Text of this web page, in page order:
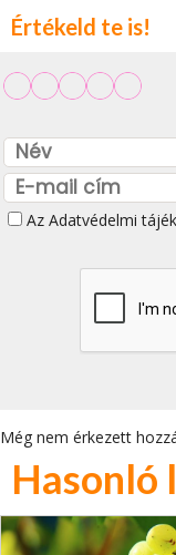
Értékeld te is!
Az Adatvédelmi
Még nem érkezett
Hasonló